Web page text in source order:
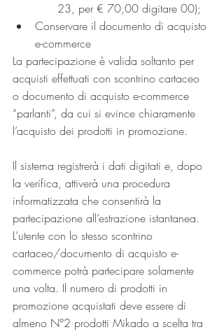
23, per € 70,00 digitare 00);
Conservare il documento di acquisto
e-commerce
La partecipazione è valida soltanto per
acquisti effettuati con scontrino cartaceo
o documento di acquisto e-commerce
“parlanti”, da cui si evince chiaramente
l’acquisto dei prodotti in promozione.
Il sistema registrerà i dati digitati e, dopo
la verifica, attiverà una procedura
informatizzata che consentirà la
partecipazione all’estrazione istantanea.
L’utente con lo stesso scontrino
cartaceo/documento di acquisto e-
commerce potrà partecipare solamente
una volta. Il numero di prodotti in
promozione acquistati deve essere di
almeno N°2 prodotti Mikado a scelta tra